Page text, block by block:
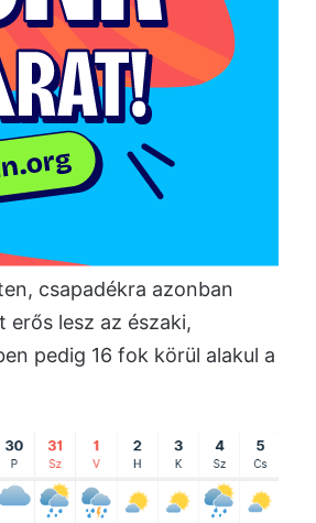
csapadékra azonban
erős lesz az északi,
pedig 16 fok körül alakul a